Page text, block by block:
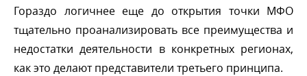
Гораздо логичнее еще до открытия точки МФО
тщательно проанализировать все преимущества и
недостатки деятельности в конкретных регионах,
как это делают представители третьего принципа.